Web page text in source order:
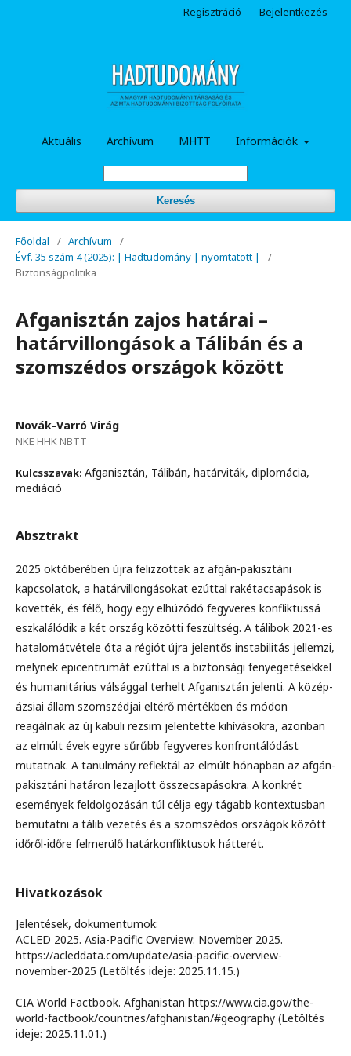
Aktuális Archívum MHTT Információk
Keresés
Regisztráció Bejelentkezés
Főoldal / Archívum
/
Évf. 35 szám 4 (2025): | Hadtudomány | nyomtatott |
/
Biztonságpolitika
Afganisztán zajos határai –
határvillongások a Tálibán és a
szomszédos országok között
Novák-Varró Virág
NKE HHK NBTT
Kulcsszavak: Afganisztán, Tálibán, határviták, diplomácia,
mediáció
Absztrakt
2025 októberében újra felizzottak az afgán-pakisztáni
kapcsolatok, a határvillongásokat ezúttal rakétacsapások is
követték, és félő, hogy egy elhúzódó fegyveres konfliktussá
eszkalálódik a két ország közötti feszültség. A tálibok 2021-es
hatalomátvétele óta a régiót újra jelentős instabilitás jellemzi,
melynek epicentrumát ezúttal is a biztonsági fenyegetésekkel
és humanitárius válsággal terhelt Afganisztán jelenti. A közép-
ázsiai állam szomszédjai eltérő mértékben és módon
reagálnak az új kabuli rezsim jelentette kihívásokra, azonban
az elmúlt évek egyre sűrűbb fegyveres konfrontálódást
mutatnak. A tanulmány reflektál az elmúlt hónapban az afgán-
pakisztáni határon lezajlott összecsapásokra. A konkrét
események feldolgozásán túl célja egy tágabb kontextusban
bemutatni a tálib vezetés és a szomszédos országok között
időről-időre felmerülő határkonfliktusok hátterét.
Hivatkozások
Jelentések, dokumentumok:
ACLED 2025. Asia-Pacific Overview: November 2025.
https://acleddata.com/update/asia-pacific-overview-
november-2025 (Letöltés ideje: 2025.11.15.)
CIA World Factbook. Afghanistan https://www.cia.gov/the-
world-factbook/countries/afghanistan/#geography (Letöltés
ideje: 2025.11.01.)